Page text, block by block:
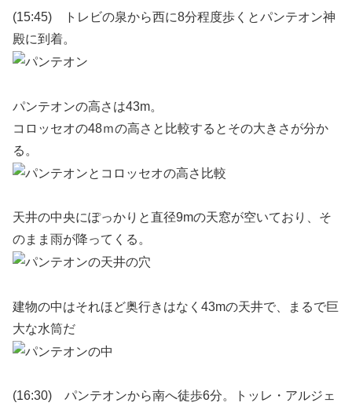
(15:45) トレビの泉から西に8分程度歩くとパンテオン神
殿に到着。
パンテオンの高さは43m。
コロッセオの48ｍの高さと比較するとその大きさが分か
る。
天井の中央にぽっかりと直径9mの天窓が空いており、そ
のまま雨が降ってくる。
建物の中はそれほど奥行きはなく43mの天井で、まるで巨
大な水筒だ
(16:30) パンテオンから南へ徒歩6分。トッレ・アルジェ